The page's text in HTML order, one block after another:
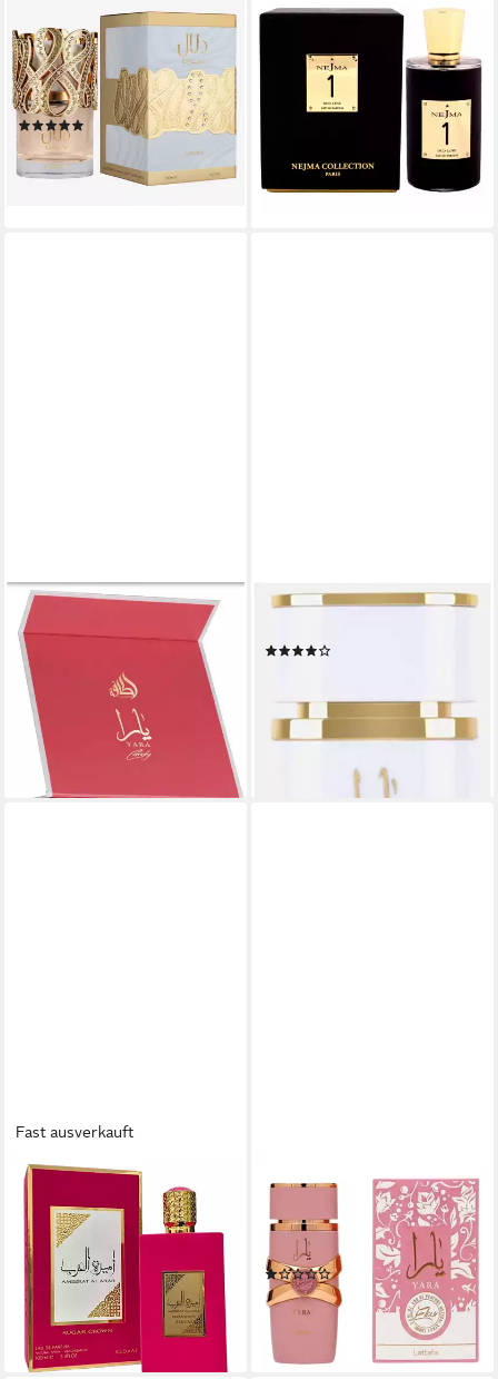
Eau de Parfum Dalal
Arabische Damendüft, 100 ml
New Launch, 100% Original
aus U.A.E, langanhaltend
49,92 €
(499,20 €/ 1 l)
lieferbar - in 8-10 Werktagen bei
Eau de Parfum Nejma 1 Eau
de Parfum 100 ml – Oud Line
– Orientalischer Luxus Duft
196,00 €
lieferbar - in 2-3 Werktagen bei dir
LATTAFA
Eau de Parfum Yara Candy
Gift Set, Khamrah Geschenk,
New Launch, 3-tlg.,
Alltagstauglich, Made in U.A.E
ab 44,99 €
(277,72 €/ 1 l)
lieferbar - in 2-3 Werktagen bei dir
LATTAFA
-14%
lieferbar - in 2-3 Werktagen bei dir
Fast ausverkauft
LATTAFA
Duft-Set Asdaaf Ameerat Al
Arab SUGAR CROWN EDP +
Parfümzerstäuber (leer) Set
23,99 € UVP34,99 €
(239,90 €/ 1 l)
-31%
lieferbar - in 2-3 Werktagen bei dir
Eau de Parfum Yara Elixir,
Glasflakon, Parfüm EDP,
Damenduft
(1)
ab 29,99 €
(299,90 €/ 1 l)
leider ausverkauft